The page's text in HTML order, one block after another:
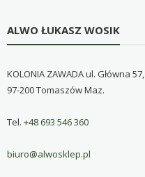
ALWO ŁUKASZ WOSIK
KOLONIA ZAWADA ul. Główna 57,
97-200 Tomaszów Maz.
Tel. +48 693 546 360
biuro@alwosklep.pl